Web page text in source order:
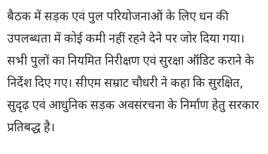
बैठक में सड़क एवं पुल परियोजनाओं के लिए धन की
उपलब्धता में कोई कमी नहीं रहने देने पर जोर दिया गया।
सभी पुलों का नियमित निरीक्षण एवं सुरक्षा ऑडिट कराने के
निर्देश दिए गए। सीएम सम्राट चौधरी ने कहा कि सुरक्षित,
सुदृढ़ एवं आधुनिक सड़क अवसंरचना के निर्माण हेतु सरकार
प्रतिबद्ध है।